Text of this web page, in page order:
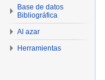
Base de datos
Bibliográfica
Al azar
Herramientas